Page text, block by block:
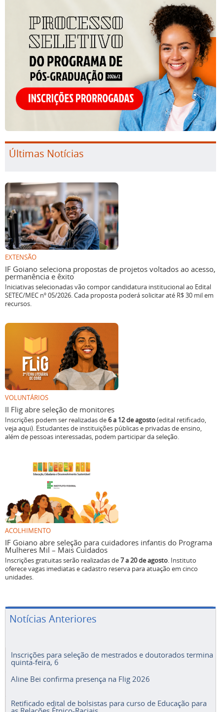
Últimas Notícias
EXTENSÃO
IF Goiano seleciona propostas de projetos voltados ao acesso,
permanência e êxito
Iniciativas selecionadas vão compor candidatura institucional ao Edital
SETEC/MEC nº 05/2026. Cada proposta poderá solicitar até R$ 30 mil em
recursos.
VOLUNTÁRIOS
II Flig abre seleção de monitores
Inscrições podem ser realizadas de6 a 12 de agosto(edital retificado,
veja aqui). Estudantes de instituições públicas e privadas de ensino,
além de pessoas interessadas, podem participar da seleção.
ACOLHIMENTO
IF Goiano abre seleção para cuidadores infantis do Programa
Mulheres Mil – Mais Cuidados
Inscrições gratuitas serão realizadas de7 a 20 de agosto. Instituto
oferece vagas imediatas e cadastro reserva para atuação em cinco
unidades.
Notícias Anteriores
Inscrições para seleção de mestrados e doutorados termina
quinta-feira, 6
Aline Bei confirma presença na Flig 2026
Retificado edital de bolsistas para curso de Educação para